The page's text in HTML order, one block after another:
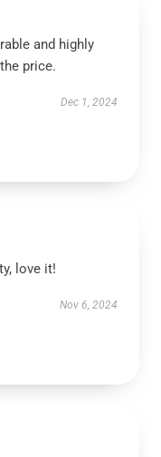
and highly
price.
Dec 1, 2024
love it!
Nov 6, 2024